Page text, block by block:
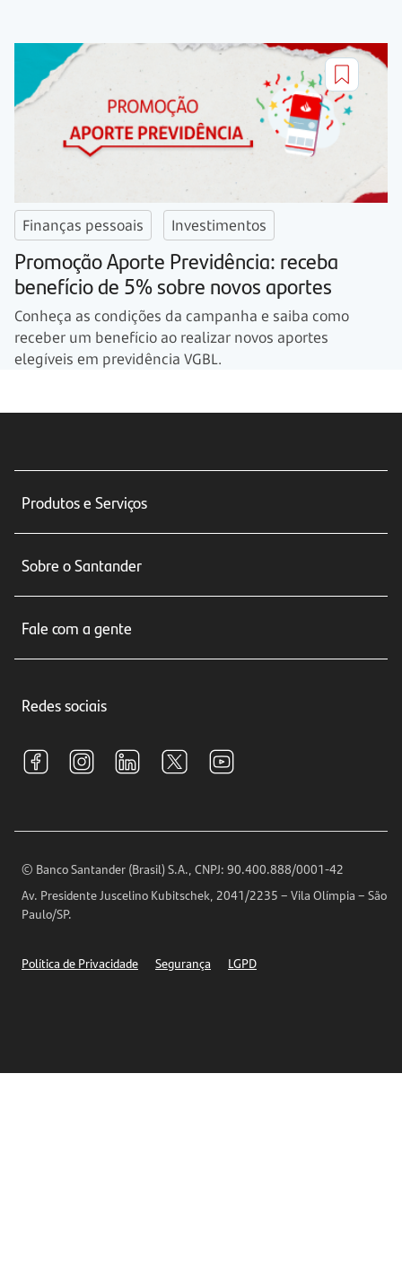
Finanças pessoais Investimentos
Promoção Aporte Previdência: receba
benefício de 5% sobre novos aportes
Conheça as condições da campanha e saiba como
receber um benefício ao realizar novos aportes
elegíveis em previdência VGBL.
Produtos e Serviços
Seguros
Crédito e Financiamentos
Investimentos
Sobre o Santander
Relações com Investidores
Fale com a gente
Central de Renegociação
S.A.C
Encontre nossas agências
Horários de Atendimento
Telefones
Redes sociais
© Banco Santander (Brasil) S.A., CNPJ: 90.400.888/0001-42
Av. Presidente Juscelino Kubitschek, 2041/2235 – Vila Olímpia – São
Paulo/SP.
Política de Privacidade Segurança LGPD